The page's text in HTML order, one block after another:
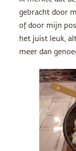
gebracht door
of door mijn
het juist leuk,
meer dan